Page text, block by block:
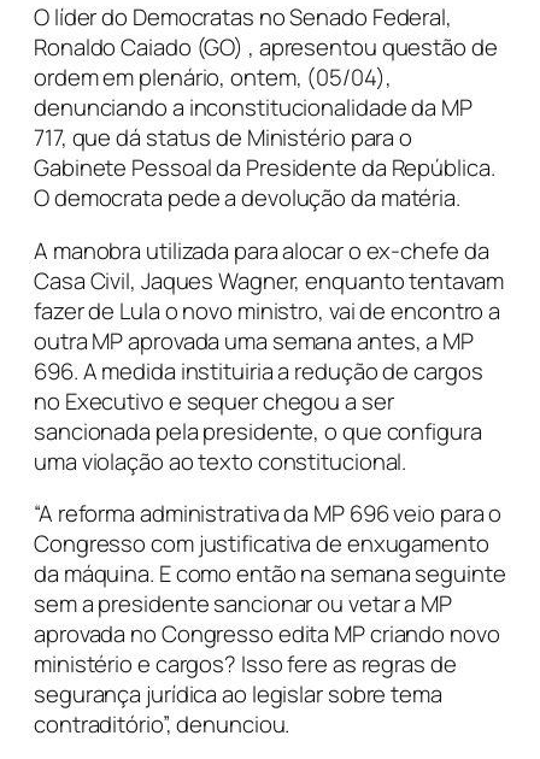
O líder do Democratas no Senado Federal,
Ronaldo Caiado (GO) , apresentou questão de
ordem em plenário, ontem, (05/04),
denunciando a inconstitucionalidade da MP
717, que dá status de Ministério para o
Gabinete Pessoal da Presidente da República.
O democrata pede a devolução da matéria.
A manobra utilizada para alocar o ex-chefe da
Casa Civil, Jaques Wagner, enquanto tentavam
fazer de Lula o novo ministro, vai de encontro a
outra MP aprovada uma semana antes, a MP
696. A medida instituiria a redução de cargos
no Executivo e sequer chegou a ser
sancionada pela presidente, o que configura
uma violação ao texto constitucional.
“A reforma administrativa da MP 696 veio para o
Congresso com justificativa de enxugamento
da máquina. E como então na semana seguinte
sem a presidente sancionar ou vetar a MP
aprovada no Congresso edita MP criando novo
ministério e cargos? Isso fere as regras de
segurança jurídica ao legislar sobre tema
contraditório”, denunciou.